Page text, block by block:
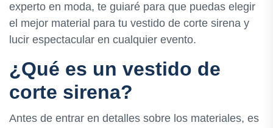
experto en moda, te guiaré para que puedas elegir
el mejor material para tu vestido de corte sirena y
lucir espectacular en cualquier evento.
¿Qué es un vestido de
corte sirena?
Antes de entrar en detalles sobre los materiales, es